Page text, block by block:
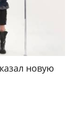
новую